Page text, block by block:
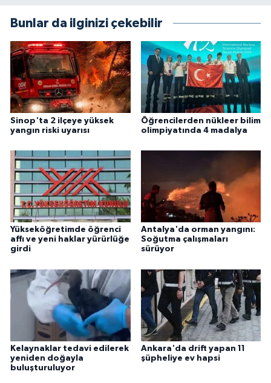
Bunlar da ilginizi çekebilir
Sinop'ta 2 ilçeye yüksek
yangın riski uyarısı
Öğrencilerden nükleer bilim
olimpiyatında 4 madalya
Yükseköğretimde öğrenci
affı ve yeni haklar yürürlüğe
girdi
Antalya'da orman yangını:
Soğutma çalışmaları
sürüyor
Kelaynaklar tedavi edilerek
yeniden doğayla
buluşturuluyor
Ankara'da drift yapan 11
şüpheliye ev hapsi